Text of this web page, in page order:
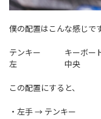
僕の配置はこんな感じです
テンキー キーボ
左 中
この配置にすると、
・左手 → テンキー